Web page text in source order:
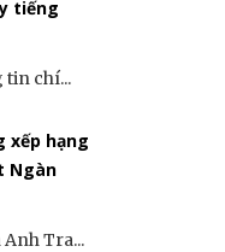
tiếng
tin chí...
xếp hạng
Ngàn
Tra...